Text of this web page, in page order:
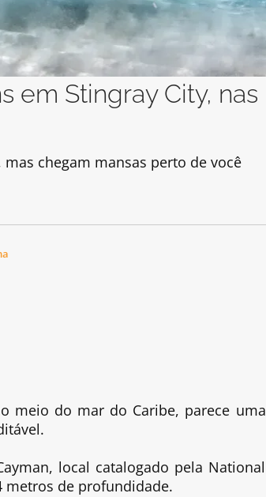
em Stingray City, nas
chegam mansas perto de você
meio do mar do Caribe, parece uma
local catalogado pela National
metros de profundidade.